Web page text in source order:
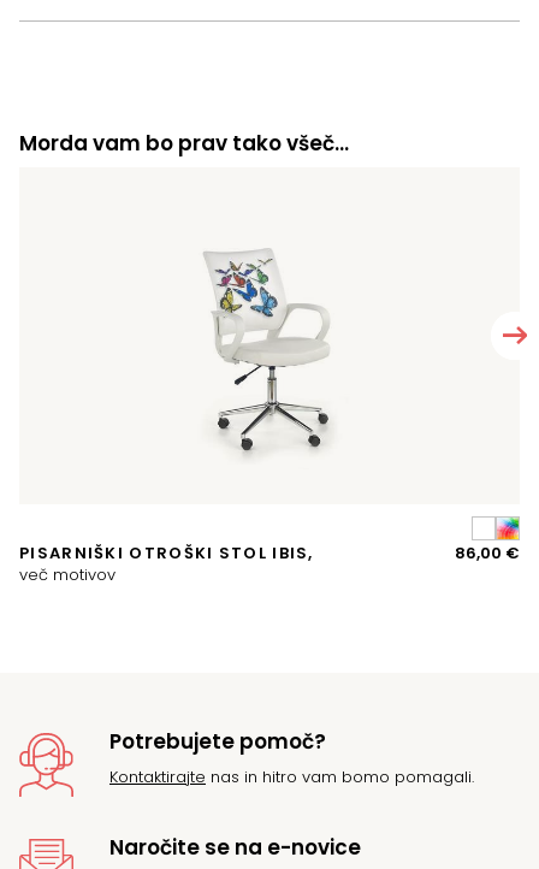
Morda vam bo prav tako všeč…
PISARNIŠKI OTROŠKI STOL IBIS,
več motivov
86,00 €
Potrebujete pomoč?
Kontaktirajte nas in hitro vam bomo pomagali.
Naročite se na e-novice